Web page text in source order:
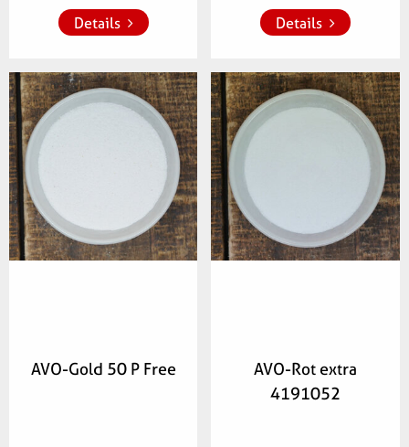
Details Details
AVO-Gold 50 P Free
Artikelnummer:
AVO-Rot extra
4191052
Artikelnummer:
Zur Merkliste
hinzufügen